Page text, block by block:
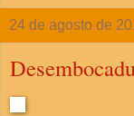
24 de agosto de